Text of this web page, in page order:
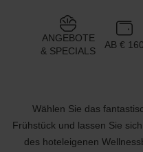
ANGEBOTE
& SPECIALS
AB € 160
Wählen Sie das
Frühstück und lassen Sie
des hoteleigenen